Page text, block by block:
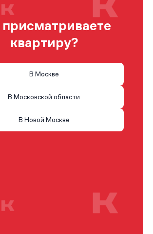
присматриваете
квартиру?
В Москве
В Московской области
В Новой Москве